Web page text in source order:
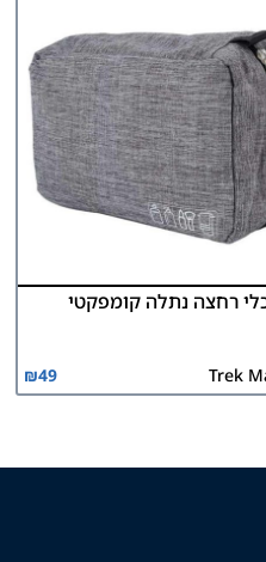
רחצה נתלה קומפקטי
Trek
₪49